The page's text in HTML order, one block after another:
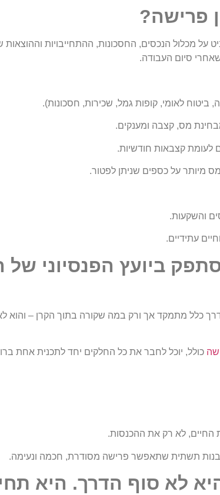
פרישה?
על מכלול הנכסים, החסכונות, ההתחייבויות
סיום העבודה.
ביטוח לאומי, קופות גמל, שכירות, חסכונות).
מס, קצבה ומענקים.
לעומת קצבאות חודשיות.
מיותר על כספים שניתן לפטור.
והשקעות.
עתידיים.
ביועץ הפנסיוני
כלל מתמקד אך ורק במה שקורה בתוך הקרן – והוא
כולל, יוכל לחבר את כל החלקים יחד לתכנית אחת
החיים, לא רק את ההכנסות.
לא סוף הדרך. היא